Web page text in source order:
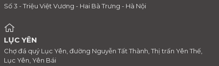
Số 3 - Triệu Việt Vương - Hai Bà Trưng - Hà Nội
LỤC YÊN
Chợ đá quý Lục Yên, đường Nguyễn Tất Thành, Thị trấn Yên Thế,
Lục Yên, Yên Bái